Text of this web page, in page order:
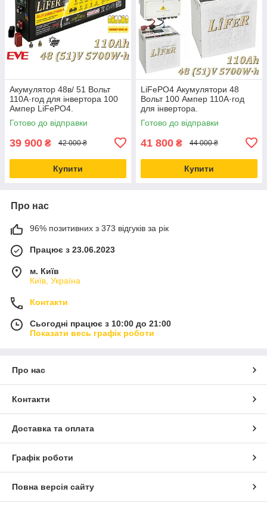
Акумулятор 48в/ 51 Вольт
110А·год для інвертора 100
Ампер LiFePO4.
Електростанція для дачі та
дому 51 В заміна AGM, EVE
Готово до відправки
39 900 ₴ 42 000 ₴
Купити
LiFePO4 Акумулятори 48
Вольт 100 Ампер 110А·год
для інвертора.
Електростанція для дачі та
дому 51В. EVE 105ah Jikong
Готово до відправки
41 800 ₴ 44 000 ₴
Купити
Про нас
96% позитивних з 373 відгуків за рік
Працює з 23.06.2023
м. Київ
Київ, Україна
Контакти
Сьогодні працює з 10:00 до 21:00
Показати весь графік роботи
Про нас
Контакти
Доставка та оплата
Графік роботи
Повна версія сайту